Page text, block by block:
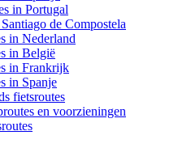
in Portugal
de Compostela
in Nederland
in België
in Frankrijk
in Spanje
fietsroutes
en voorzieningen